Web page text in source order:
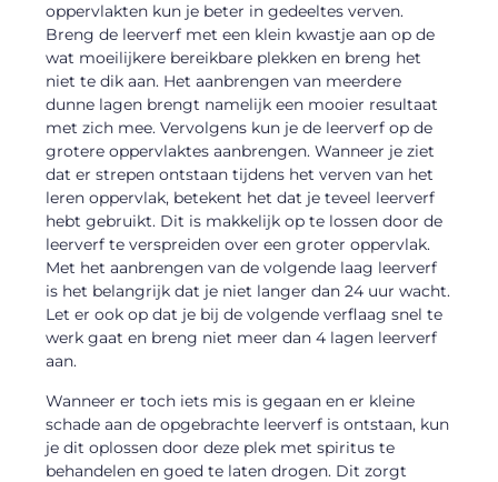
oppervlakten kun je beter in gedeeltes verven.
Breng de leerverf met een klein kwastje aan op de
wat moeilijkere bereikbare plekken en breng het
niet te dik aan. Het aanbrengen van meerdere
dunne lagen brengt namelijk een mooier resultaat
met zich mee. Vervolgens kun je de leerverf op de
grotere oppervlaktes aanbrengen. Wanneer je ziet
dat er strepen ontstaan tijdens het verven van het
leren oppervlak, betekent het dat je teveel leerverf
hebt gebruikt. Dit is makkelijk op te lossen door de
leerverf te verspreiden over een groter oppervlak.
Met het aanbrengen van de volgende laag leerverf
is het belangrijk dat je niet langer dan 24 uur wacht.
Let er ook op dat je bij de volgende verflaag snel te
werk gaat en breng niet meer dan 4 lagen leerverf
aan.
Wanneer er toch iets mis is gegaan en er kleine
schade aan de opgebrachte leerverf is ontstaan, kun
je dit oplossen door deze plek met spiritus te
behandelen en goed te laten drogen. Dit zorgt